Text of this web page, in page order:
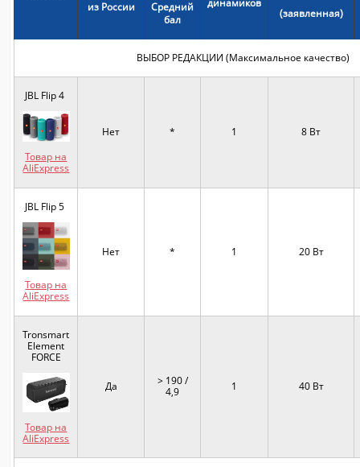
из России
Средний
бал
(заявленная)
ВЫБОР РЕДАКЦИИ (Максимальное качество)
JBL Flip 4
Товар на
AliExpress
Нет * 1 8 Вт
JBL Flip 5
Товар на
AliExpress
Нет * 1 20 Вт
Tronsmart
Element
FORCE
Товар на
AliExpress
Да
> 190 /
4,9
1 40 Вт